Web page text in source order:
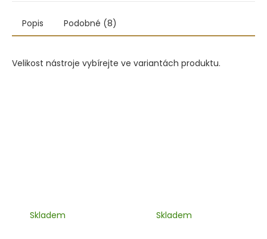
Popis Podobné (8)
Velikost nástroje vybírejte ve variantách produktu.
Skladem Skladem